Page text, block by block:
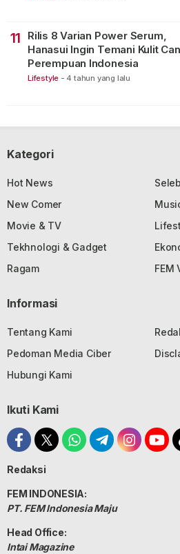
11
Rilis 8 Varian Power Serum,
Hanasui Ingin Temani Kulit
Perempuan Indonesia
Lifestyle - 4 tahun yang lalu
Kategori
Hot News
New Comer
Movie & TV
Tekhnologi & Gadget
Ragam
FEM
Informasi
Tentang Kami
Pedoman Media Ciber
Hubungi Kami
Ikuti Kami
Redaksi
FEM INDONESIA:
PT. FEM Indonesia Maju
Head Office:
Intai Magazine